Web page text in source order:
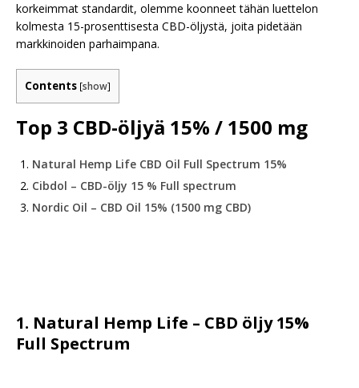
korkeimmat standardit, olemme koonneet tähän luettelon
kolmesta 15-prosenttisesta CBD-öljystä, joita pidetään
markkinoiden parhaimpana.
Contents [show]
Top 3 CBD-öljyä 15% / 1500 mg
Natural Hemp Life CBD Oil Full Spectrum 15%
Cibdol – CBD-öljy 15 % Full spectrum
Nordic Oil – CBD Oil 15% (1500 mg CBD)
1. Natural Hemp Life – CBD öljy 15%
Full Spectrum